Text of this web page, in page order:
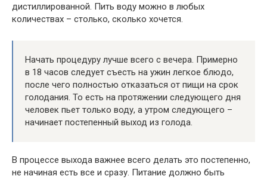
дистиллированной. Пить воду можно в любых
количествах – столько, сколько хочется.
Начать процедуру лучше всего с вечера. Примерно
в 18 часов следует съесть на ужин легкое блюдо,
после чего полностью отказаться от пищи на срок
голодания. То есть на протяжении следующего дня
человек пьет только воду, а утром следующего –
начинает постепенный выход из голода.
В процессе выхода важнее всего делать это постепенно,
не начиная есть все и сразу. Питание должно быть